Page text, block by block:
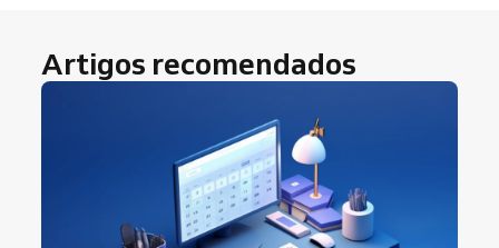
Artigos recomendados